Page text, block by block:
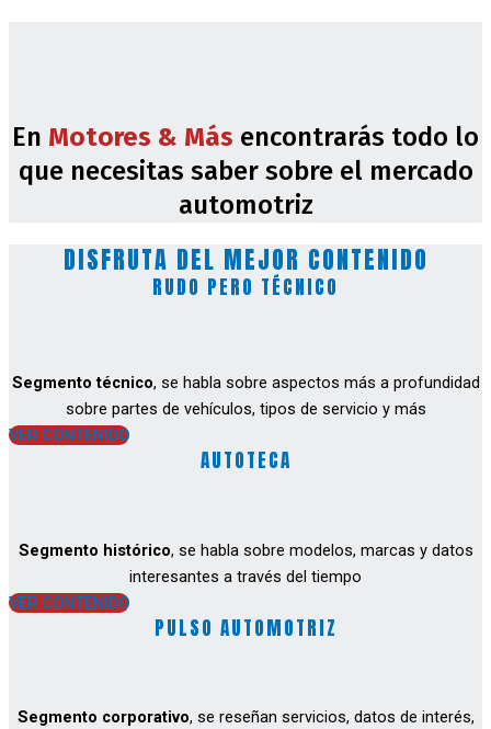
En Motores & Más encontrarás todo lo
que necesitas saber sobre el mercado
automotriz
DISFRUTA DEL MEJOR CONTENIDO
RUDO PERO TÉCNICO
Segmento técnico, se habla sobre aspectos más a profundidad
sobre partes de vehículos, tipos de servicio y más
VER CONTENIDO
AUTOTECA
Segmento histórico, se habla sobre modelos, marcas y datos
interesantes a través del tiempo
VER CONTENIDO
PULSO AUTOMOTRIZ
Segmento corporativo, se reseñan servicios, datos de interés,